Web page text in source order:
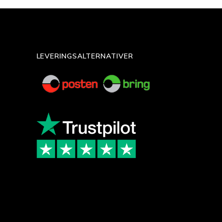
LEVERINGSALTERNATIVER